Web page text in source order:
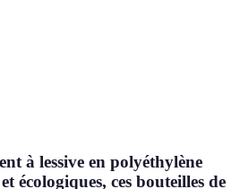
à lessive en polyéthylène
écologiques, ces bouteilles de